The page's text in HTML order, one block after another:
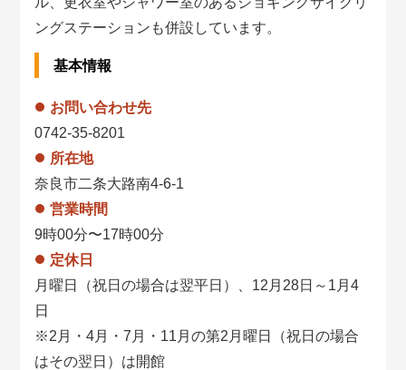
ングステーションも併設しています。
基本情報
お問い合わせ先
0742-35-8201
所在地
奈良市二条大路南4-6-1
営業時間
9時00分〜17時00分
定休日
月曜日（祝日の場合は翌平日）、12月28日～1月4
日
※2月・4月・7月・11月の第2月曜日（祝日の場合
はその翌日）は開館